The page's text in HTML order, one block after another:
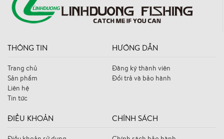
THÔNG TIN
Trang chủ
Sản phẩm
Liên hệ
Tin tức
HƯỚNG DẪN
Đăng ký thành viên
Đổi trả và bảo hành
ĐIỀU KHOẢN CHÍNH SÁCH